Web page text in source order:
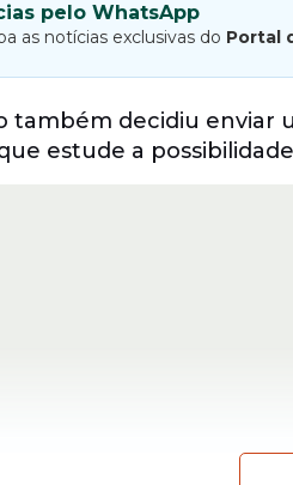
pelo WhatsApp
as notícias exclusivas do Portal
também decidiu enviar
estude a